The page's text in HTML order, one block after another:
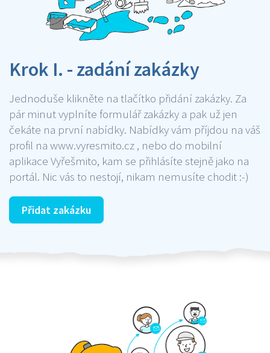
Krok I. - zadání zakázky
Jednoduše klikněte na tlačítko přidání zakázky. Za
pár minut vyplníte formulář zakázky a pak už jen
čekáte na první nabídky. Nabídky vám příjdou na váš
profil na www.vyresmito.cz , nebo do mobilní
aplikace Vyřešmito, kam se přihlásíte stejně jako na
portál. Nic vás to nestojí, nikam nemusíte chodit :-)
Přidat zakázku